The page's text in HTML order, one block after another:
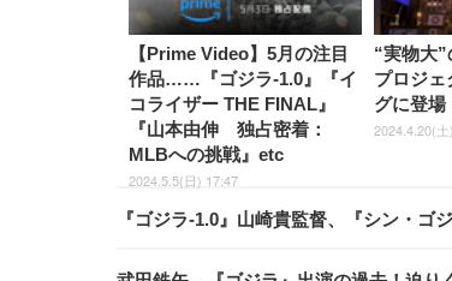
【Prime Video】5月の注目
作品……『ゴジラ-1.0』『イ
コライザー THE FINAL』
『山本由伸 独占密着：
MLBへの挑戦』etc
2024.5.5(日) 17:47
“実物大
プロジェ
グに登場
2024.4.20(
『ゴジラ-1.0』山崎貴監督、『シン・ゴ